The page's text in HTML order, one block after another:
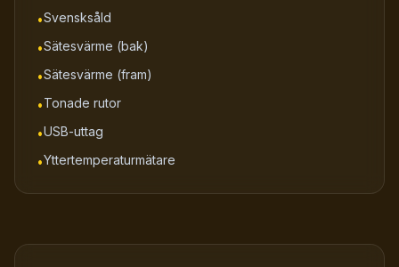
•Svensksåld
•Sätesvärme (bak)
•Sätesvärme (fram)
•Tonade rutor
•USB-uttag
•Yttertemperaturmätare